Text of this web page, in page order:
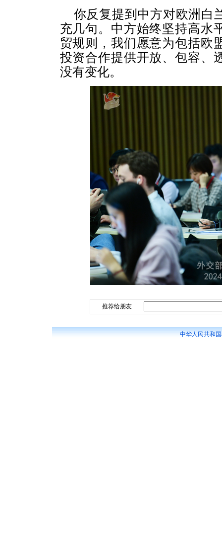
你反复提到中方对欧洲白
充几句。中方始终坚持高水
贸规则，我们愿意为包括欧
投资合作提供开放、包容、
没有变化。
推荐给朋友
中华人民共和